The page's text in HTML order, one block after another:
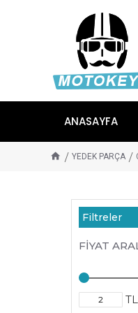
ANASAYFA
YEDEK PARÇA
Filtreler
FIYAT
TL